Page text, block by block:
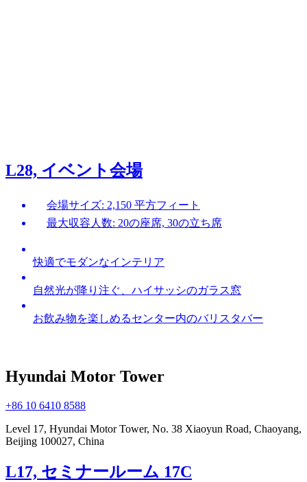
L28, イベント会場
会場サイズ: 2,150 平方フィート
最大収容人数: 20の座席, 30の立ち席
快適でモダンなインテリア
自然光が降り注ぐ、ハイサッシのガラス窓
お飲み物を楽しめるセンター内のバリスタバー
Hyundai Motor Tower
+86 10 6410 8588
Level 17, Hyundai Motor Tower, No. 38 Xiaoyun Road, Chaoyang,
Beijing 100027, China
L17, セミナールーム 17C